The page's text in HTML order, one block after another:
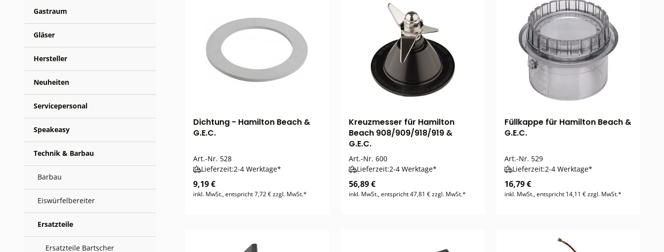
Gastraum
Gläser
Hersteller
Neuheiten
Servicepersonal
Speakeasy
Technik & Barbau
Barbau
Eiswürfelbereiter
Ersatzteile
Ersatzteile Bartscher
Dichtung - Hamilton Beach &
G.E.C.
Art.-Nr. 528
Lieferzeit:2-4 Werktage*
9,19 €
inkl. MwSt., entspricht 7,72 € zzgl. MwSt.*
Kreuzmesser für Hamilton
Beach 908/909/918/919 &
G.E.C.
Art.-Nr. 600
Lieferzeit:2-4 Werktage*
56,89 €
inkl. MwSt., entspricht 47,81 € zzgl. MwSt.*
Füllkappe für Hamilton Beach &
G.E.C.
Art.-Nr. 529
Lieferzeit:2-4 Werktage*
16,79 €
inkl. MwSt., entspricht 14,11 € zzgl. MwSt.*